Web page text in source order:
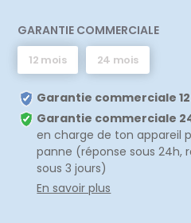
GARANTIE COMMERCIALE
12 mois 24 mois
Garantie commerciale
Garantie commerciale
en charge de ton appareil
panne (réponse sous 24h,
sous 3 jours)
En savoir plus